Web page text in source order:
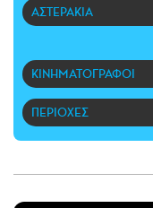
LIFOLAND
ΑΜΠΑ
PRINT
ΚΙΝΗΜΑΤΟΓΡΑΦΟΙ
ΠΕΡΙΟΧΕΣ
ΑΣΤΕΡΑΚΙΑ